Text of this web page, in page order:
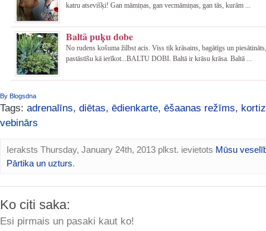
katru atsevišķi! Gan māmiņas, gan vecmāmiņas, gan tās, kurām ...
Baltā puķu dobe
No rudens košuma žilbst acis. Viss tik krāsains, bagātīgs un
pastāstīšu kā ierīkot...BALTU DOBI. Baltā ir krāsu krāsa. Baltā ...
By Blogsdna
Tags: adrenalīns, diētas, ēdienkarte, ēšaanas režīms,
vebinārs
Ieraksts Thursday, January 24th, 2013 plkst. ievietots Mūsu
Pārtika un uzturs.
Ko citi saka:
Esi pirmais un pasaki kaut ko!